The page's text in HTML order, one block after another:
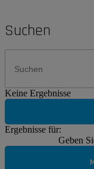
Suchen
Keine Ergebnisse
Ergebnisse für:
Geben